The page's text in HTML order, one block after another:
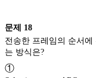
문제 18
전송한 프레임의 순서
①